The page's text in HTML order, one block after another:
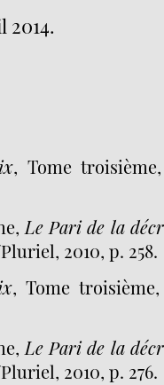
2014.
, Tome
Le Pari de la
2010, p. 258.
, Tome
Le Pari de la
2010, p. 276.